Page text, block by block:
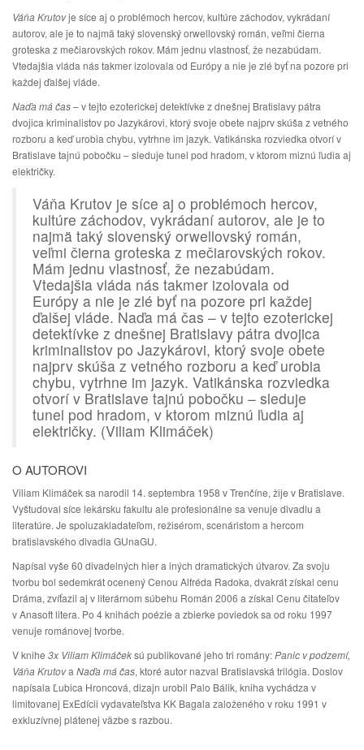
Váňa Krutovje síce aj o problémoch hercov, kultúre záchodov, vykrádaní
autorov, ale je to najmä taký slovenský orwellovský román, veľmi čierna
groteska z mečiarovských rokov. Mám jednu vlastnosť, že nezabúdam.
Vtedajšia vláda nás takmer izolovala od Európy a nie je zlé byť na pozore pri
každej ďalšej vláde.
Naďa má čas– v tejto ezoterickej detektívke z dnešnej Bratislavy pátra
dvojica kriminalistov po Jazykárovi, ktorý svoje obete najprv skúša z vetného
rozboru a keď urobia chybu, vytrhne im jazyk. Vatikánska rozviedka otvorí v
Bratislave tajnú pobočku – sleduje tunel pod hradom, v ktorom miznú ľudia aj
električky.
Váňa Krutov je síce aj o problémoch hercov,
kultúre záchodov, vykrádaní autorov, ale je to
najmä taký slovenský orwellovský román,
veľmi čierna groteska z mečiarovských rokov.
Mám jednu vlastnosť, že nezabúdam.
Vtedajšia vláda nás takmer izolovala od
Európy a nie je zlé byť na pozore pri každej
ďalšej vláde. Naďa má čas – v tejto ezoterickej
detektívke z dnešnej Bratislavy pátra dvojica
kriminalistov po Jazykárovi, ktorý svoje obete
najprv skúša z vetného rozboru a keď urobia
chybu, vytrhne im jazyk. Vatikánska rozviedka
otvorí v Bratislave tajnú pobočku – sleduje
tunel pod hradom, v ktorom miznú ľudia aj
električky. (Viliam Klimáček)
O AUTOROVI
Viliam Klimáček sa narodil 14. septembra 1958 v Trenčíne, žije v Bratislave.
Vyštudoval síce lekársku fakultu ale profesionálne sa venuje divadlu a
literatúre. Je spoluzakladateľom, režisérom, scenáristom a hercom
bratislavského divadla GUnaGU.
Napísal vyše 60 divadelných hier a iných dramatických útvarov. Za svoju
tvorbu bol sedemkrát ocenený Cenou Alfréda Radoka, dvakrát získal cenu
Dráma, zvíťazil aj v literárnom súbehu Román 2006 a získal Cenu čitateľov
v Anasoft litera. Po 4 knihách poézie a zbierke poviedok sa od roku 1997
venuje románovej tvorbe.
V knihe 3x Viliam Klimáčeksú publikované jeho tri romány:Panic v podzemí,
Váňa Krutova Naďa má čas, ktoré autor nazval Bratislavská trilógia. Doslov
napísala Ľubica Hroncová, dizajn urobil Palo Bálik, kniha vychádza v
limitovanej ExEdícii vydavateľstva KK Bagala založeného v roku 1991 v
exkluzívnej plátenej väzbe s razbou.